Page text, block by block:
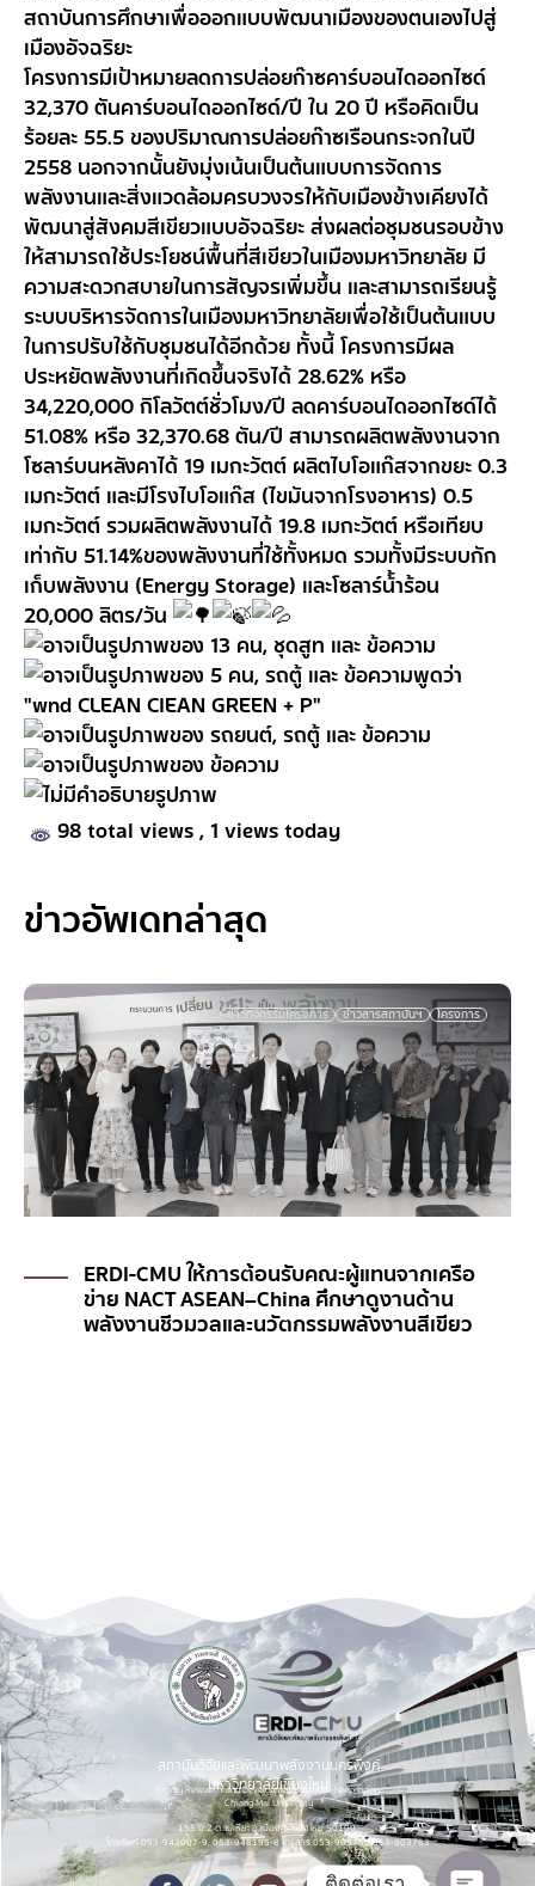
สถาบันการศึกษาเพื่อออกแบบพัฒนาเมืองของตนเองไปสู่
เมืองอัจฉริยะ
โครงการมีเป้าหมายลดการปล่อยก๊าซคาร์บอนไดออกไซด์
32,370 ตันคาร์บอนไดออกไซด์/ปี ใน 20 ปี หรือคิดเป็น
ร้อยละ 55.5 ของปริมาณการปล่อยก๊าซเรือนกระจกในปี
2558 นอกจากนั้นยังมุ่งเน้นเป็นต้นแบบการจัดการ
พลังงานและสิ่งแวดล้อมครบวงจรให้กับเมืองข้างเคียงได้
พัฒนาสู่สังคมสีเขียวแบบอัจฉริยะ ส่งผลต่อชุมชนรอบข้าง
ให้สามารถใช้ประโยชน์พื้นที่สีเขียวในเมืองมหาวิทยาลัย มี
ความสะดวกสบายในการสัญจรเพิ่มขึ้น และสามารถเรียนรู้
ระบบบริหารจัดการในเมืองมหาวิทยาลัยเพื่อใช้เป็นต้นแบบ
ในการปรับใช้กับชุมชนได้อีกด้วย ทั้งนี้ โครงการมีผล
ประหยัดพลังงานที่เกิดขึ้นจริงได้ 28.62% หรือ
34,220,000 กิโลวัตต์ชั่วโมง/ปี ลดคาร์บอนไดออกไซด์ได้
51.08% หรือ 32,370.68 ตัน/ปี สามารถผลิตพลังงานจาก
โซลาร์บนหลังคาได้ 19 เมกะวัตต์ ผลิตไบโอแก๊สจากขยะ 0.3
เมกะวัตต์ และมีโรงไบโอแก๊ส (ไขมันจากโรงอาหาร) 0.5
เมกะวัตต์ รวมผลิตพลังงานได้ 19.8 เมกะวัตต์ หรือเทียบ
เท่ากับ 51.14%ของพลังงานที่ใช้ทั้งหมด รวมทั้งมีระบบกัก
เก็บพลังงาน (Energy Storage) และโซลาร์น้้าร้อน
20,000 ลิตร/วัน
98 total views , 1 views today
ข่าวอัพเดทล่าสุด
ข่าวกิจกรรมโครงการ ข่าวสารสถาบันฯ โครงการ
ERDI-CMU ให้การต้อนรับคณะผู้แทนจากเครือ
ข่าย NACT ASEAN–China ศึกษาดูงานด้าน
พลังงานชีวมวลและนวัตกรรมพลังงานสีเขียว
สถาบันวิจัยและพัฒนาพลังงานนครพิงค์
มหาวิทยาลัยเชียงใหม่
Energy Research and Development Institute-Nakornping,
Chiang Mai University
155 ม.2 ต.แม่เหียะ อ.เมือง จ.เชียงใหม่ 50100.
โทรศัพท์ 053-942007-9, 053-948195-8 โทรสาร 053-903760,053-903763